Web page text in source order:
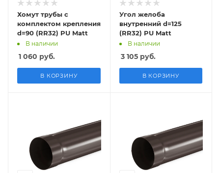
Хомут трубы с
комплектом крепления
d=90 (RR32) PU Matt
В наличии
1 060 руб.
В КОРЗИНУ
Угол желоба
внутренний d=125
(RR32) PU Matt
В наличии
3 105руб.
В КОРЗИНУ